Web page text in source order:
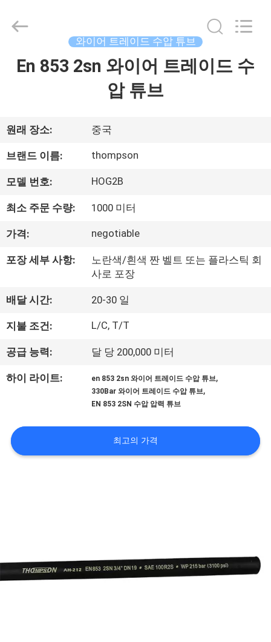
품
회
사
공
견
학
질
관
하
Technology
(Hebei)
Rights
Developed
와이어 트레이드 수압 튜브
En 853 2sn 와이어 트레이드 수
압 튜브
원래 장소: 중국
브랜드 이름: thompson
모델 번호: HOG2B
최소 주문 수량: 1000 미터
가격: negotiable
포장 세부 사항:
노란색/흰색 짠 벨트 또는 플라스틱 회
사로 포장
배달 시간: 20-30 일
지불 조건: L/C, T/T
공급 능력: 달 당 200,000 미터
하이 라이트: en 853 2sn 와이어 트레이드 수압 튜브,
330Bar 와이어 트레이드 수압 튜브,
EN 853 2SN 수압 압력 튜브
최고의 가격